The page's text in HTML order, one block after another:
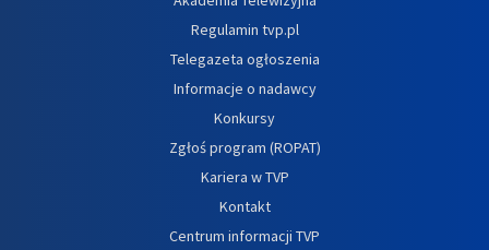
Regulamin tvp.pl
Telegazeta ogłoszenia
Informacje o nadawcy
Konkursy
Zgłoś program (ROPAT)
Kariera w TVP
Kontakt
Centrum informacji TVP